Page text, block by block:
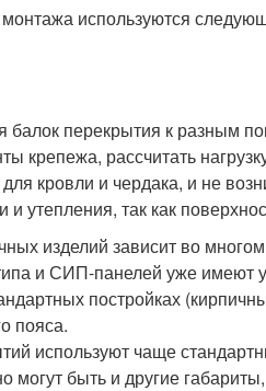
используются
балок перекрытия к разным
крепежа, рассчитать
кровли и чердака, и не
утепления, так как
изделий зависит во
и СИП-панелей уже имеют
постройках
пояса.
используют чаще
быть и другие